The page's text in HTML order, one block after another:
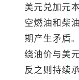
美元兑加元
空燃油和柴
期产生矛盾
绕油价与 美
反之则持续